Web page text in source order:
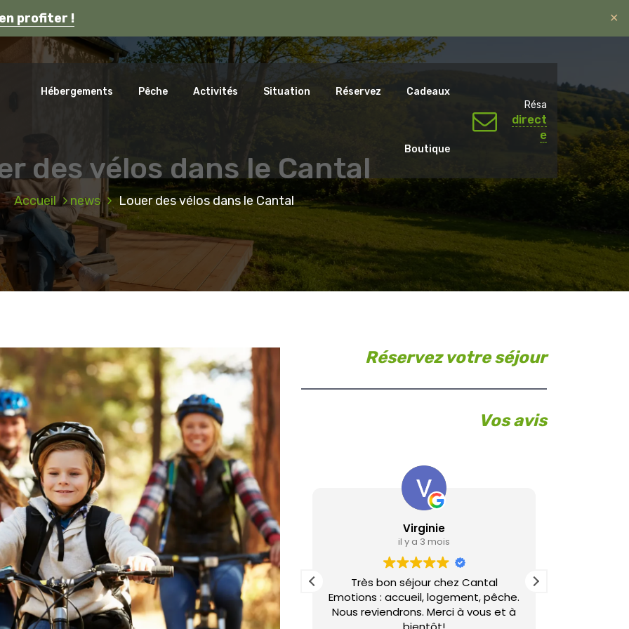
profiter ! ✕
Auvergne.
Hébergements Pêche Activités Situation Réservez Cadeaux
Boutique
Résa
direct
e
des vélos dans le Cantal
Accueil news Louer des vélos dans le Cantal
Réservez votre séjour
Vos avis
équipé
des
Louise Lavedrine
il y a 2 mois
Que dire de cet endroit qui est juste
magnifique un havre de PAIX pour se
ressourcer et décompresser en
Virginie
il y a 3 mois
Très bon séjour chez Cantal
Emotions : accueil, logement, pêche.
Nous reviendrons. Merci à vous et à